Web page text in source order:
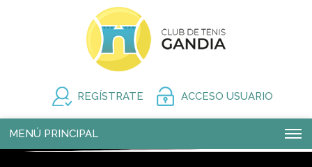
REGÍSTRATE ACCESO USUARIO
MENÚ PRINCIPAL